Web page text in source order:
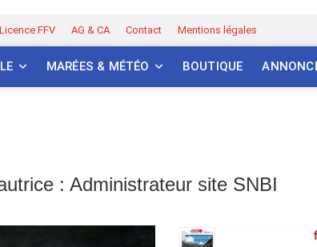
FFV AG & CA Contact Mentions légales
MARÉES & MÉTÉO BOUTIQUE
:Administrateur site SNBI